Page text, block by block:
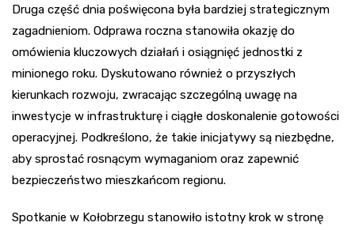
Druga część dnia poświęcona była bardziej strategicznym
zagadnieniom. Odprawa roczna stanowiła okazję do
omówienia kluczowych działań i osiągnięć jednostki z
minionego roku. Dyskutowano również o przyszłych
kierunkach rozwoju, zwracając szczególną uwagę na
inwestycje w infrastrukturę i ciągłe doskonalenie gotowości
operacyjnej. Podkreślono, że takie inicjatywy są niezbędne,
aby sprostać rosnącym wymaganiom oraz zapewnić
bezpieczeństwo mieszkańcom regionu.
Spotkanie w Kołobrzegu stanowiło istotny krok w stronę